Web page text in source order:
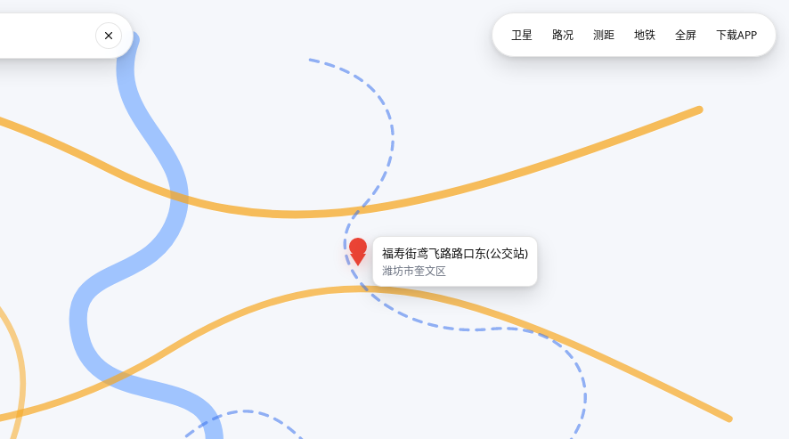
福寿街鸢飞路路口东(公交站)
潍坊市奎文区
卫星 路况 测距 地铁 全屏 下载APP